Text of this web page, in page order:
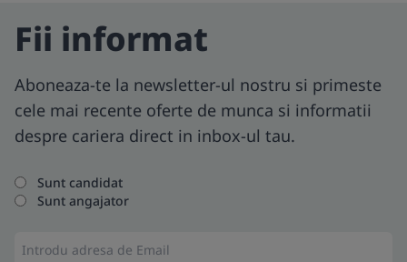
Fii informat
Aboneaza-te la newsletter-ul nostru si primeste
cele mai recente oferte de munca si informatii
despre cariera direct in inbox-ul tau.
Sunt candidat
Sunt angajator